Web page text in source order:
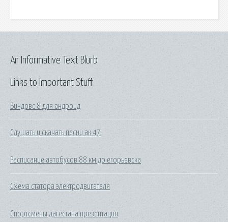
Links to Important Stuff
Виндовс 8 для андроид
Слушать и скачать песни ак 47
Расписание автобусов 88 км до егорьевска
Схема статора электродвигателя
Спортсмены дагестана презентация
An Informative Text Blurb